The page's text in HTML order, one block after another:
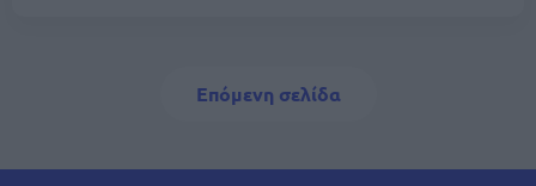
Next page
Επόμενη σελίδα